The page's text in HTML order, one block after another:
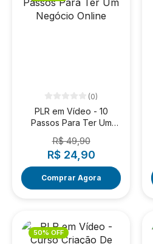
(0)
PLR em Vídeo - 10
Passos Para Ter Um
Negócio Online
R$ 49,90
R$ 24,90
Comprar Agora
50% OFF